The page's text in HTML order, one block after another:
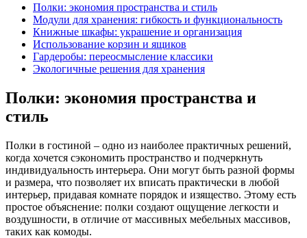
Полки: экономия пространства и стиль
Модули для хранения: гибкость и функциональность
Книжные шкафы: украшение и организация
Использование корзин и ящиков
Гардеробы: переосмысление классики
Экологичные решения для хранения
Полки: экономия пространства и
стиль
Полки в гостиной – одно из наиболее практичных решений,
когда хочется сэкономить пространство и подчеркнуть
индивидуальность интерьера. Они могут быть разной формы
и размера, что позволяет их вписать практически в любой
интерьер, придавая комнате порядок и изящество. Этому есть
простое объяснение: полки создают ощущение легкости и
воздушности, в отличие от массивных мебельных массивов,
таких как комоды.